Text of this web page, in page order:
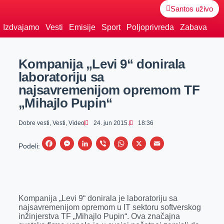
Santos uživo
Izdvajamo Vesti Emisije Sport Poljoprivreda Zabava
Kompanija „Levi 9“ donirala
laboratoriju sa
najsavremenijom opremom TF
„Mihajlo Pupin“
Dobre vesti, Vesti, Video 24. jun 2015. 18:36
Podeli:
F
b
o
M
e
n
L
e
d
V
r
W
s
A
X
E
l
Kompanija „Levi 9“ donirala je laboratoriju sa
najsavremenijom opremom u IT sektoru softverskog
inžinjerstva TF „Mihajlo Pupin“. Ova značajna